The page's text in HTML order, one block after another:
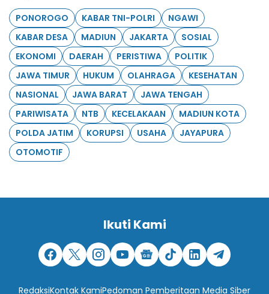
PONOROGO KABAR TNI-POLRI
NGAWI
KABAR DESA
MADIUN JAKARTA
SOSIAL
EKONOMI
DAERAH PERISTIWA
POLITIK
JAWA TIMUR
HUKUM OLAHRAGA
KESEHATAN
NASIONAL
JAWA BARAT
JAWA TENGAH
PARIWISATA
NTB KECELAKAAN
MADIUN KOTA
POLDA JATIM
KORUPSI USAHA
JAYAPURA
OTOMOTIF
Ikuti Kami
RedaksiKontak KamiPedoman Pemberitaan Media Siber